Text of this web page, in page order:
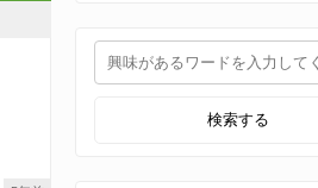
検索する